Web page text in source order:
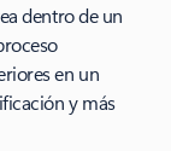
dentro de un
en un
y más